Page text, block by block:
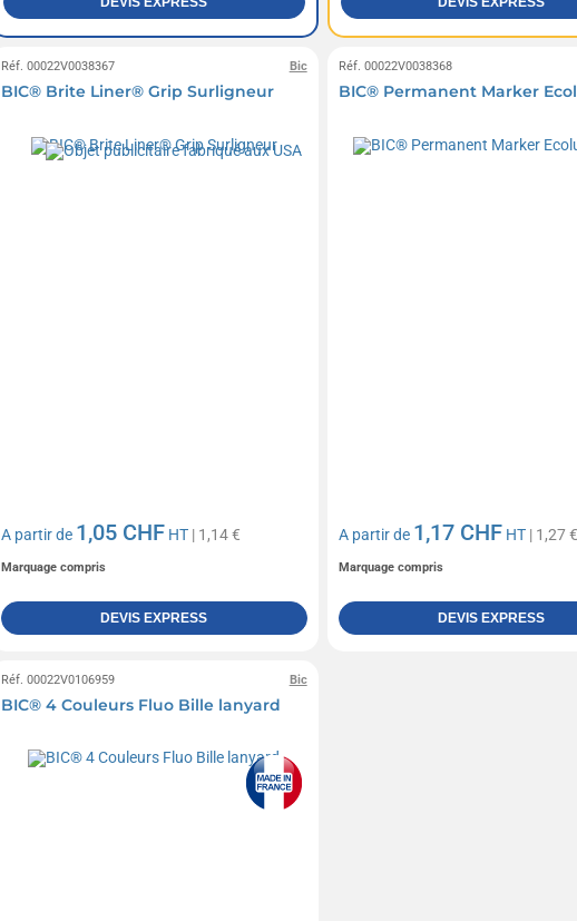
Bic
Réf. 00022V0038367
BIC® Brite Liner® Grip Surligneur
A partir de 1,05 CHF HT | 1,14 €
Marquage compris
DEVIS EXPRESS
Réf. 00022V0038368
BIC® Permanent Marker
A partir de 1,17 CHF HT| 1,27 €
Marquage compris
DEVIS EXPRESS
Bic
Réf. 00022V0106959
BIC® 4 Couleurs Fluo Bille lanyard